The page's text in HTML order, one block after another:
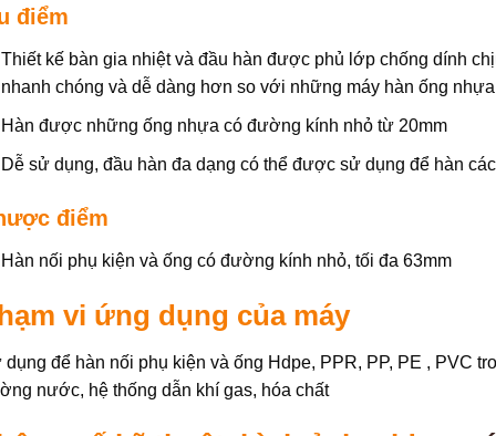
điểm
Thiết kế bàn gia nhiệt và đầu hàn được phủ lớp chống dính
nhanh chóng và dễ dàng hơn so với những máy hàn ống
Hàn được những ống nhựa có đường kính nhỏ từ 20mm
Dễ sử dụng, đầu hàn đa dạng có thể được sử dụng để hàn
điểm
Hàn nối phụ kiện và ống có đường kính nhỏ, tối đa 63mm
vi ứng dụng của máy
dụng để hàn nối phụ kiện và ống Hdpe, PPR, PP, PE , PVC
nước, hệ thống dẫn khí gas, hóa chất